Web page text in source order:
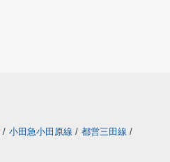
/ 小田急小田原線 / 都営三田線 /